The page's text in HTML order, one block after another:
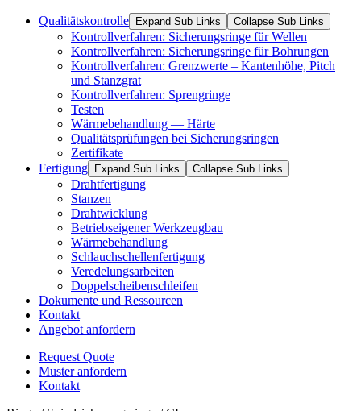
Qualitätskontrolle Expand Sub Links Collapse Sub Links
Kontrollverfahren: Sicherungsringe für Wellen
Kontrollverfahren: Sicherungsringe für Bohrungen
Kontrollverfahren: Grenzwerte – Kantenhöhe, Pitch
und Stanzgrat
Kontrollverfahren: Sprengringe
Testen
Wärmebehandlung — Härte
Qualitätsprüfungen bei Sicherungsringen
Zertifikate
Fertigung
Expand Sub Links Collapse Sub Links
Drahtfertigung
Stanzen
Drahtwicklung
Betriebseigener Werkzeugbau
Wärmebehandlung
Schlauchschellenfertigung
Veredelungsarbeiten
Doppelscheibenschleifen
Dokumente und Ressourcen
Kontakt
Angebot anfordern
Request Quote
Muster anfordern
Kontakt